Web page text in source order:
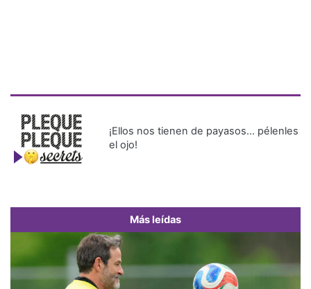
¡Ellos nos tienen de payasos… pélenles
el ojo!
Más leídas